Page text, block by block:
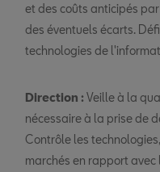
et des coûts anticipés
des éventuels écarts.
technologies de
Direction : Veille à la
nécessaire à la prise de
Contrôle les
marchés en rapport